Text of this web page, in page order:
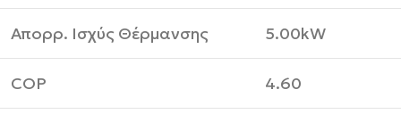
Απορρ. Ισχύς Θέρμανσης 5.00kW
COP 4.60